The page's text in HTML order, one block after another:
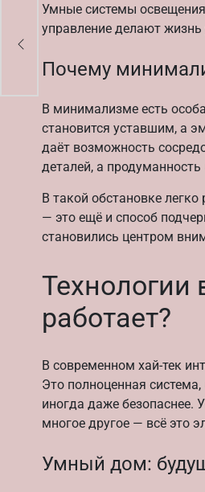
Умные системы
управление делают жизнь
Почему
В минимализме есть
становится уставшим, а
даёт возможность
деталей, а продуманность
В такой обстановке
— это ещё и способ
становились центром
Технологии
работает?
В современном хай-тек
Это полноценная
иногда даже безопаснее.
многое другое — всё это
Умный дом: